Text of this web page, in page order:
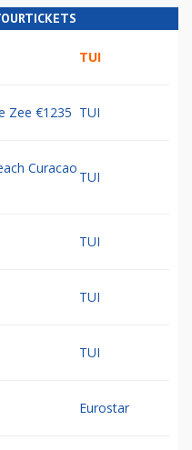
TUI
Zee €1235 TUI
Curacao
TUI
TUI
TUI
TUI
Eurostar